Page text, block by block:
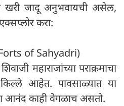
खरी जादू अनुभवायची असेल,
करा:
of Sahyadri)
महाराजांच्या पराक्रमाचा
आहेत. पावसाळ्यात या
आनंद काही वेगळाच असतो.